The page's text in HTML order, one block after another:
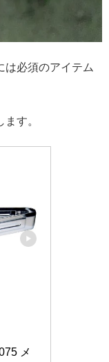
は必須のアイテム
す。
メ